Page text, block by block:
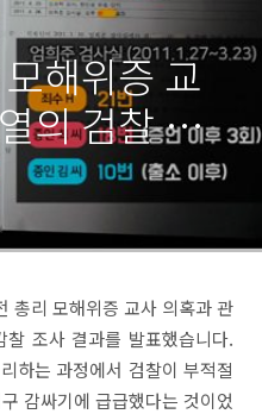
해위증 교
의 검찰 제
총리 모해위증 교사 의혹과 관
조사 결과를 발표했습니다.
하는 과정에서 검찰이 부적절
감싸기에 급급했다는 것이었